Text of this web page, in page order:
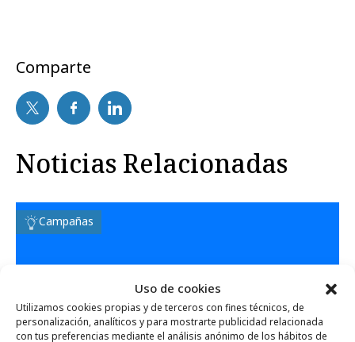
Uso de cookies
Utilizamos cookies propias y de terceros con fines técnicos, de
personalización, analíticos y para mostrarte publicidad relacionada
con tus preferencias mediante el análisis anónimo de los hábitos de
Comparte
Noticias Relacionadas
Campañas